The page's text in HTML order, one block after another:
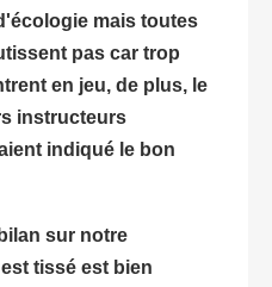
mais toutes
pas car trop
en jeu, de plus, le
instructeurs
indiqué le bon
sur notre
tissé est bien